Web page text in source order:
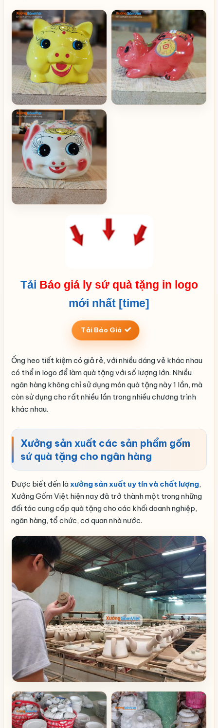
Tải Báo giá ly sứ quà tặng in logo
mới nhất [time]
Tải Báo Giá
Ống heo tiết kiệm có giả rẻ, với nhiều dáng vẻ khác nhau
có thể in logo để làm quà tặng với số lượng lớn. Nhiều
ngân hàng không chỉ sử dụng món quà tặng này 1 lần, mà
còn sử dụng cho rất nhiều lần trong nhiều chương trình
khác nhau.
Xưởng sản xuất các sản phẩm gốm
sứ quà tặng cho ngân hàng
Được biết đến làxưởng sản xuất uy tín và chất lượng,
Xưởng Gốm Việt hiện nay đã trở thành một trong những
đối tác cung cấp quà tặng cho các khối doanh nghiệp,
ngân hàng, tổ chức, cơ quan nhà nước.